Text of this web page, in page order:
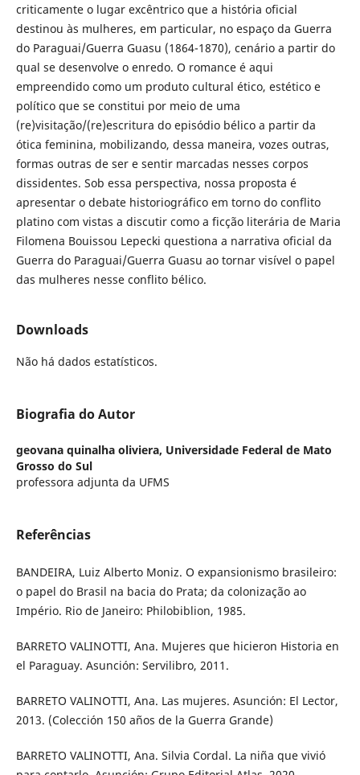
criticamente o lugar excêntrico que a história oficial
destinou às mulheres, em particular, no espaço da Guerra
do Paraguai/Guerra Guasu (1864-1870), cenário a partir do
qual se desenvolve o enredo. O romance é aqui
empreendido como um produto cultural ético, estético e
político que se constitui por meio de uma
(re)visitação/(re)escritura do episódio bélico a partir da
ótica feminina, mobilizando, dessa maneira, vozes outras,
formas outras de ser e sentir marcadas nesses corpos
dissidentes. Sob essa perspectiva, nossa proposta é
apresentar o debate historiográfico em torno do conflito
platino com vistas a discutir como a ficção literária de Maria
Filomena Bouissou Lepecki questiona a narrativa oficial da
Guerra do Paraguai/Guerra Guasu ao tornar visível o papel
das mulheres nesse conflito bélico.
Downloads
Não há dados estatísticos.
Biografia do Autor
geovana quinalha oliviera, Universidade Federal de Mato
Grosso do Sul
professora adjunta da UFMS
Referências
BANDEIRA, Luiz Alberto Moniz. O expansionismo brasileiro:
o papel do Brasil na bacia do Prata; da colonização ao
Império. Rio de Janeiro: Philobiblion, 1985.
BARRETO VALINOTTI, Ana. Mujeres que hicieron Historia en
el Paraguay. Asunción: Servilibro, 2011.
BARRETO VALINOTTI, Ana. Las mujeres. Asunción: El Lector,
2013. (Colección 150 años de la Guerra Grande)
BARRETO VALINOTTI, Ana. Silvia Cordal. La niña que vivió